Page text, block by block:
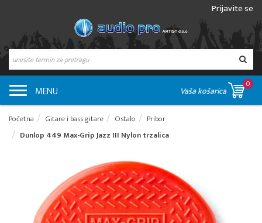
Prijavite se
MENU Vaša košarica
0
Početna Gitare i bass gitare Ostalo
Pribor
Dunlop 449 Max-Grip Jazz III Nylon trzalica